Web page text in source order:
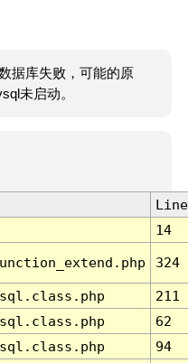
据库失败，可能的原
未启动。
Line
14
324
211
62
94